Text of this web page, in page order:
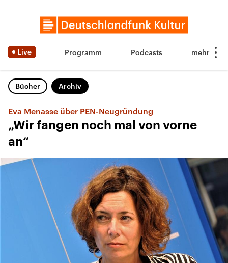
Live Programm Podcasts
Bücher Archiv
Eva Menasse über PEN-Neugründung
„Wir fangen noch mal von vorne
an“